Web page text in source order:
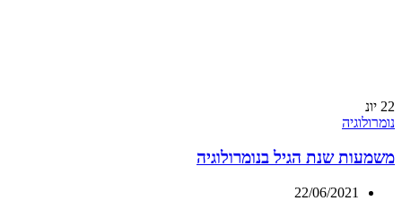
22 יונ
נומרולוגיה
משמעות שנת הגיל בנומרולוגיה
22/06/2021